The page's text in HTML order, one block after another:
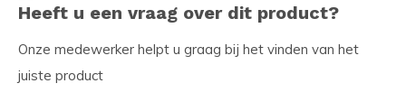
Heeft u een vraag over dit product?
Onze medewerker helpt u graag bij het vinden van het
juiste product